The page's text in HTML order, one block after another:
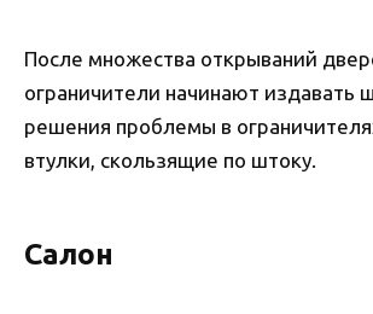
После множества открываний
ограничители начинают издавать
решения проблемы в
втулки, скользящие по штоку.
Салон